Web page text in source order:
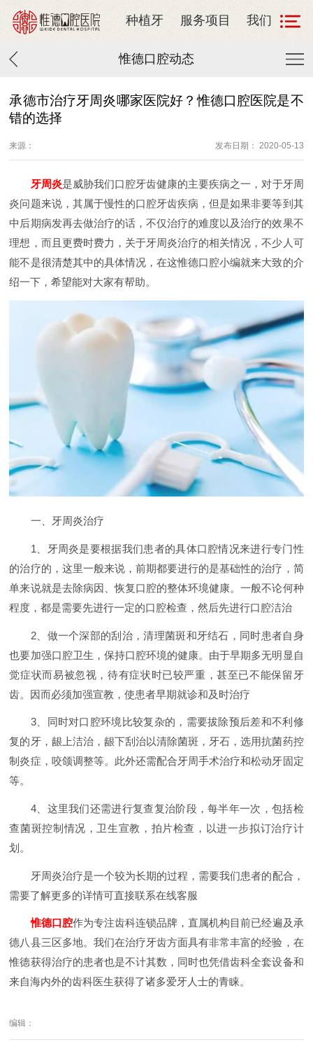
种植牙 服务项目 我们
惟德口腔动态
承德市治疗牙周炎哪家医院好？惟德口腔医院是不
错的选择
来源： 发布日期： 2020-05-13
牙周炎是威胁我们口腔牙齿健康的主要疾病之一，对于牙周
炎问题来说，其属于慢性的口腔牙齿疾病，但是如果非要等到其
中后期病发再去做治疗的话，不仅治疗的难度以及治疗的效果不
理想，而且更费时费力，关于牙周炎治疗的相关情况，不少人可
能不是很清楚其中的具体情况，在这惟德口腔小编就来大致的介
绍一下，希望能对大家有帮助。
一、牙周炎治疗
1、牙周炎是要根据我们患者的具体口腔情况来进行专门性
的治疗的，这里一般来说，前期都要进行的是基础性的治疗，简
单来说就是去除病因、恢复口腔的整体环境健康。一般不论何种
程度，都是需要先进行一定的口腔检查，然后先进行口腔洁治
2、做一个深部的刮治，清理菌斑和牙结石，同时患者自身
也要加强口腔卫生，保持口腔环境的健康。由于早期多无明显自
觉症状而易被忽视，待有症状时已较严重，甚至已不能保留牙
齿。因而必须加强宣教，使患者早期就诊和及时治疗
3、同时对口腔环境比较复杂的，需要拔除预后差和不利修
复的牙，龈上洁治，龈下刮治以清除菌斑，牙石，选用抗菌药控
制炎症，咬颌调整等。此外还需配合牙周手术治疗和松动牙固定
等。
4、这里我们还需进行复查复治阶段，每半年一次，包括检
查菌斑控制情况，卫生宣教，拍片检查，以进一步拟订治疗计
划。
牙周炎治疗是一个较为长期的过程，需要我们患者的配合，
需要了解更多的详情可直接联系在线客服
惟德口腔作为专注齿科连锁品牌，直属机构目前已经遍及承
德八县三区多地。我们在治疗牙齿方面具有非常丰富的经验，在
惟德获得治疗的患者也是不计其数，同时也凭借齿科全套设备和
来自海内外的齿科医生获得了诸多爱牙人士的青睐。
编辑：